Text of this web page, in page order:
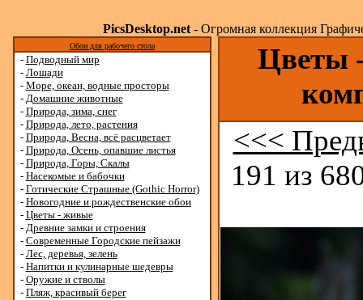
PicsDesktop.net- Огромная коллекция
Обои для рабочего стола
- Подводный мир
- Лошади
- Море, океан, водные просторы
- Домашние животные
- Природа, зима, снег
- Природа, лето, растения
- Природа, Весна, всё расцветает
- Природа, Осень, опавшие листья
- Природа, Горы, Скалы
- Насекомые и бабочки
- Готические Страшные (Gothic Horror)
- Новогодние и рождественские обои
- Цветы - живые
- Древние замки и строения
- Современные Городские пейзажи
- Лес, деревья, зелень
- Напитки и кулинарные шедевры
- Оружие и стволы
- Пляж, красивый берег
Цветы -
<<<
191 из